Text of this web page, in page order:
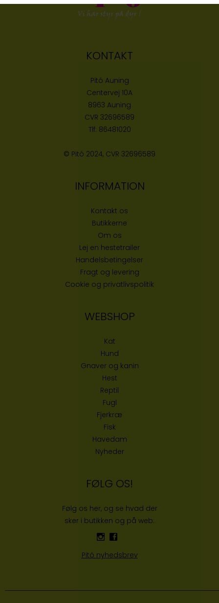
KONTAKT
Pitó Auning
Centervej 10A
8963 Auning
CVR 32696589
Tlf: 86481020
© Pitó 2024, CVR 32696589
INFORMATION
Kontakt os
Butikkerne
Om os
Lej en hestetrailer
Handelsbetingelser
Fragt og levering
Cookie og privatlivspolitik
WEBSHOP
Kat
Hund
Gnaver og kanin
Hest
Reptil
Fugl
Fjerkræ
Fisk
Havedam
Nyheder
FØLG OS!
Følg os her, og se hvad der
sker i butikken og på web:
Pitó nyhedsbrev